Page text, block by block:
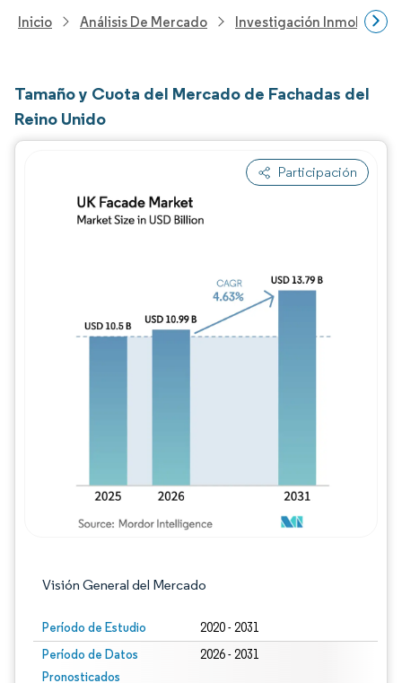
Inicio Análisis De Mercado Investigación Inmobiliaria
Tamaño y Cuota del Mercado de Fachadas del
Reino Unido
Participación
Visión General del Mercado
Período de Estudio 2020 - 2031
Período de Datos
Pronosticados
2026 - 2031